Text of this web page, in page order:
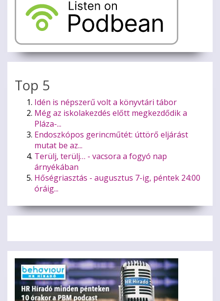
Top 5
Idén is népszerű volt a könyvtári tábor
Még az iskolakezdés előtt megkezdődik a
Pláza-...
Endoszkópos gerincműtét: úttörő eljárást
mutat be az...
Terülj, terülj… - vacsora a fogyó nap
árnyékában
Hőségriasztás - augusztus 7-ig, péntek 24:00
óráig...